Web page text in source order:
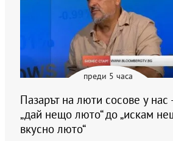
преди 5 часа
Пазарът на люти сосове у нас
„дай нещо люто“ до „искам
вкусно люто“